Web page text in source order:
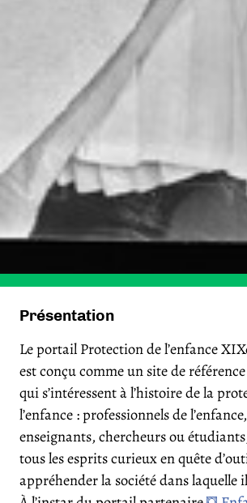
Présentation
Le portail Protection de l’enfance
est conçu comme un site de
qui s’intéressent à l’histoire de la
l’enfance : professionnels de
enseignants, chercheurs ou
tous les esprits curieux en quête
appréhender la société dans laquelle